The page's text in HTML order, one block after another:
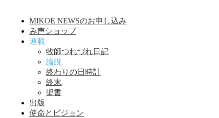
MIKOE NEWSのお申し込み
み声ショップ
連載
牧師つれづれ日記
論説
終わりの日時計
終末
聖書
出版
使命とビジョン